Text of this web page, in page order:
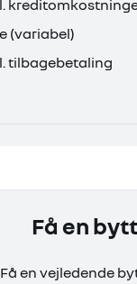
Få en
Få en vejledende